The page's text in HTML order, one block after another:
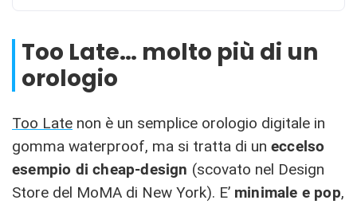
Too Late… molto più di un
orologio
Too Late non è un semplice orologio digitale in
gomma waterproof, ma si tratta di un eccelso
esempio di cheap-design (scovato nel Design
Store del MoMA di New York). E’ minimale e pop,